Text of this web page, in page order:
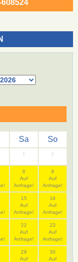
Sa So
1 2
8
Auf
Anfrage!
9
Auf
Anfrage!
15
Auf
Anfrage!
16
Auf
Anfrage!
22
Auf
Anfrage!
23
Auf
Anfrage!
29
Auf
30
Auf